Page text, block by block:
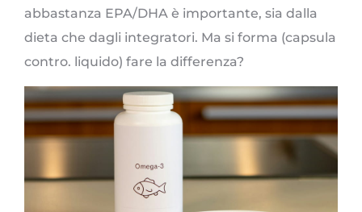
abbastanza EPA/DHA è importante, sia dalla
dieta che dagli integratori. Ma si forma (capsula
contro. liquido) fare la differenza?